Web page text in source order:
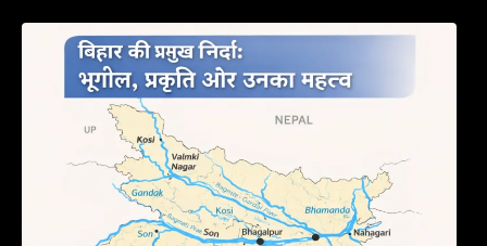
बिहार की नदियों का विस्तृत अध्ययन | Geography of
Rivers in Bihar